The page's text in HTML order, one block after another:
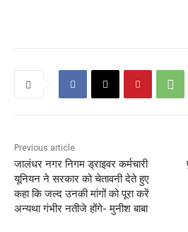
Previous article
जालंधर नगर निगम ड्राइवर कर्मचारी
यूनियन ने सरकार को चेतावनी देते हुए
कहा कि जल्द उनकी मांगों को पूरा करें
अन्यथा गंभीर नतीजे होंगे- मुनीश बाबा